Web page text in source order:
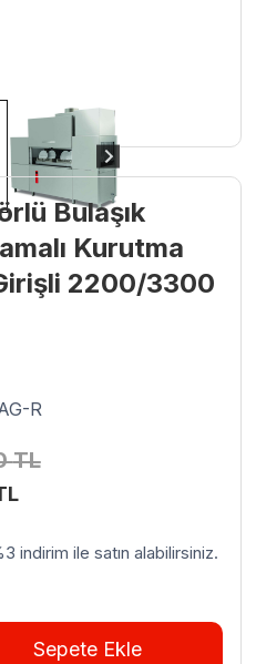
Bulaşık
Kurutma
2200/3300
R
TL
Şu
fiyat:
indirim ile satın alabilirsiniz.
Sepete Ekle